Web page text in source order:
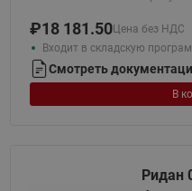
₽18 181.50Цена без НДС
Входит в складскую
Смотреть
В
Ридан